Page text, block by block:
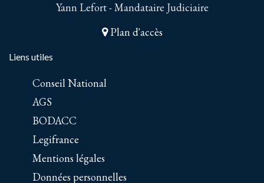
Yann Lefort - Mandataire Judiciaire
Plan d'accès
Liens utiles
Conseil National
AGS
BODACC
Legifrance
Mentions légales
Données personnelles